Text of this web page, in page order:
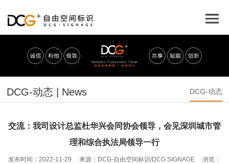
DCG-动态 | News DCG-动态
交流：我司设计总监杜华兴会同协会领导，会见深圳城市管
理和综合执法局领导一行
发布时间：2022-11-29 来源：DCG-自由空间标识/DCG SIGNAGE 浏览：